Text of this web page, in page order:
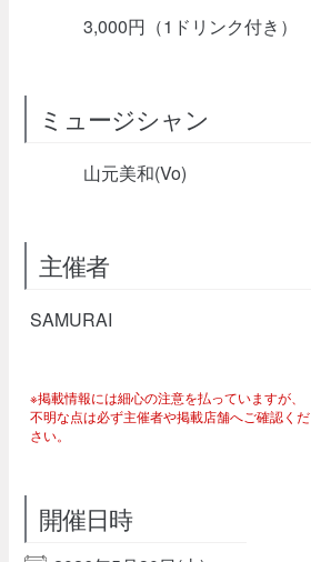
3,000円（1ドリンク付き）
ミュージシャン
山元美和(Vo)
主催者
SAMURAI
※掲載情報には細心の注意を払っていますが、
不明な点は必ず主催者や掲載店舗へご確認くだ
さい。
開催日時